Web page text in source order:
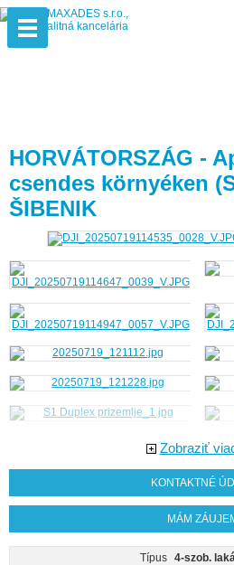
HORVÁTORSZÁG -
csendes környéken
ŠIBENIK
Zobraziť
KONTAKTNÉ
MÁM
Típus 4-szob.